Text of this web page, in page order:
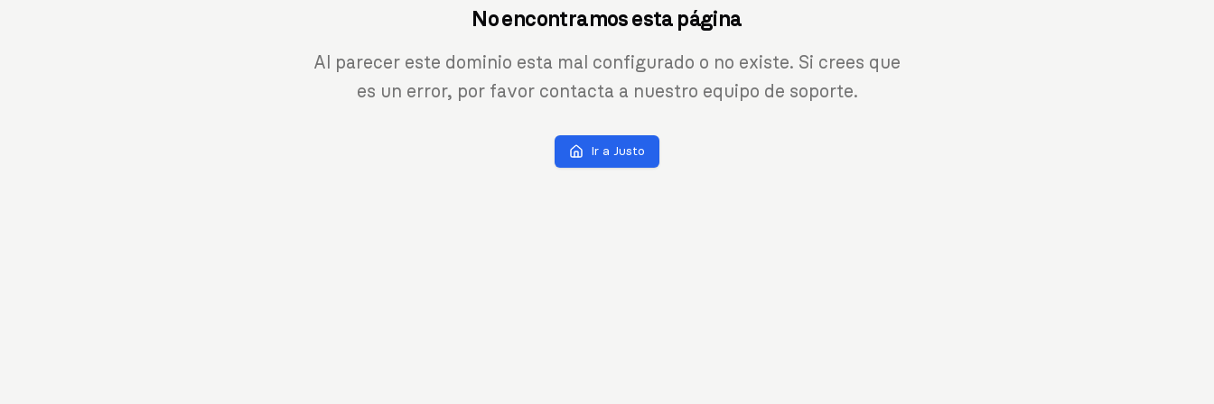
No encontramos esta página
Al parecer este dominio esta mal configurado o no existe. Si crees que
es un error, por favor contacta a nuestro equipo de soporte.
Ir a Justo